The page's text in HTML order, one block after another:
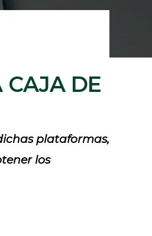
CAJA DE
plataformas,
los